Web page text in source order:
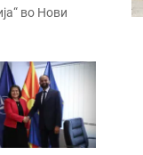
во Нови